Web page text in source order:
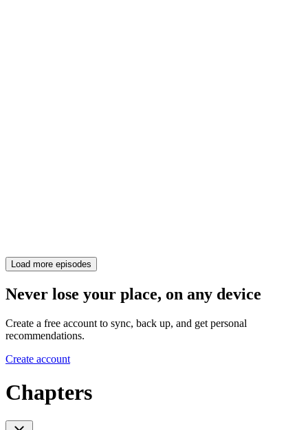
Load more episodes
Never lose your place, on any device
Create a free account to sync, back up, and get personal
recommendations.
Create account
Chapters